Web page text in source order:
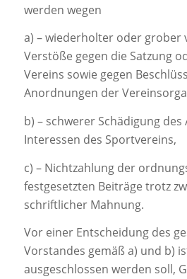
werden wegen
a) – wiederholter oder grober
Verstöße gegen die Satzung
Vereins sowie gegen
Anordnungen der
b) – schwerer Schädigung
Interessen des Sportvereins,
c) – Nichtzahlung der
festgesetzten Beiträge trotz
schriftlicher Mahnung.
Vor einer Entscheidung des
Vorstandes gemäß a) und b)
ausgeschlossen werden soll,